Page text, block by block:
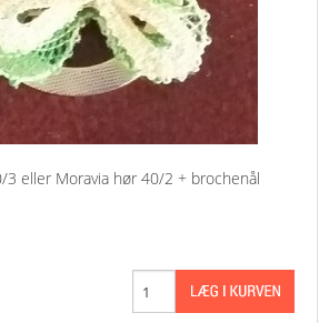
3 eller Moravia hør 40/2 + brochenål